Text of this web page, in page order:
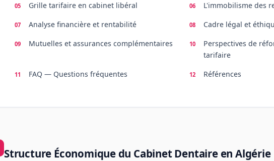
Grille tarifaire en cabinet libéral
L'immobilisme des
Analyse financière et rentabilité
Cadre légal et
Mutuelles et assurances complémentaires
Perspectives de
tarifaire
FAQ — Questions fréquentes
Références
Structure Économique du Cabinet Dentaire en Algérie